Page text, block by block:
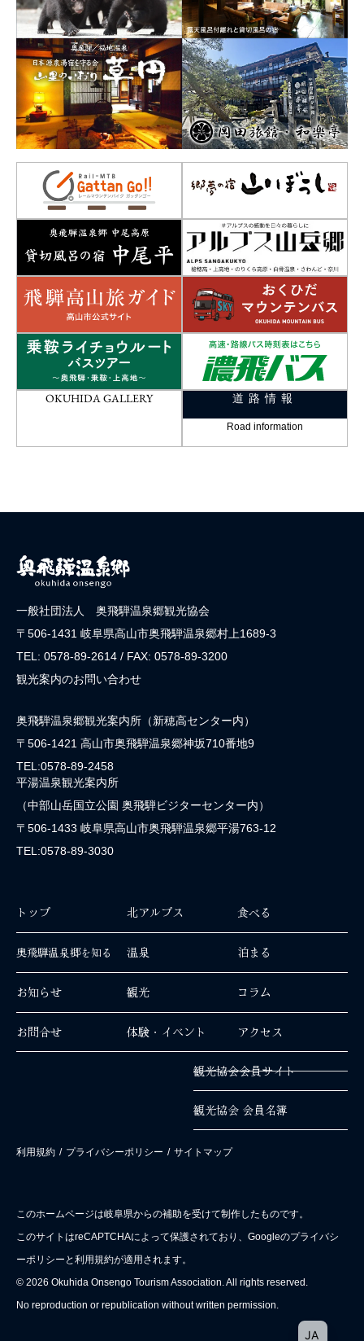
OKUHIDA GALLERY 道路情報
Road information
一般社団法人 奥飛騨温泉郷観光協会
〒506-1431 岐阜県高山市奥飛騨温泉郷村上1689-3
TEL: 0578-89-2614 / FAX: 0578-89-3200
観光案内のお問い合わせ
奥飛騨温泉郷観光案内所（新穂高センター内）
〒506-1421 高山市奥飛騨温泉郷神坂710番地9
TEL:0578-89-2458
平湯温泉観光案内所
（中部山岳国立公園 奥飛騨ビジターセンター内）
〒506-1433 岐阜県高山市奥飛騨温泉郷平湯763-12
TEL:0578-89-3030
トップ
奥飛騨温泉郷を知る
お知らせ
お問合せ
北アルプス
温泉
観光
体験・イベント
食べる
泊まる
コラム
アクセス
観光協会会員サイト
観光協会 会員名簿
利用規約 / プライバシーポリシー / サイトマップ
このホームページは岐阜県からの補助を受けて制作したものです。
このサイトはreCAPTCHAによって保護されており、Googleのプライバシ
ーポリシーと利用規約が適用されます。
© 2026 Okuhida Onsengo Tourism Association. All rights reserved.
No reproduction or republication without written permission.
JA